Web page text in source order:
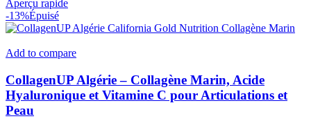
Aperçu rapide
-13%Épuisé
Add to compare
CollagenUP Algérie – Collagène Marin, Acide
Hyaluronique et Vitamine C pour Articulations et
Peau